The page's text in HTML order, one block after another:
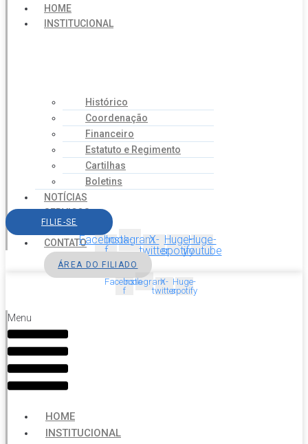
HOME
INSTITUCIONAL
Histórico
Coordenação
Financeiro
Estatuto e Regimento
Cartilhas
Boletins
NOTÍCIAS
SERVIÇOS
AGENDA
CONTATO
FILIE-SE
Facebook-
f
InstagramX-
twitter
Huge-
spotify
Huge-
youtube
ÁREA DO FILIADO
Facebook-
f
InstagramX-
twitter
Huge-
spotify
Menu
HOME
INSTITUCIONAL